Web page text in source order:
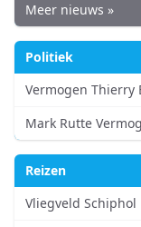
Meer nieuws »
Politiek
Vermogen Thierry
Mark Rutte
Reizen
Vliegveld Schiphol